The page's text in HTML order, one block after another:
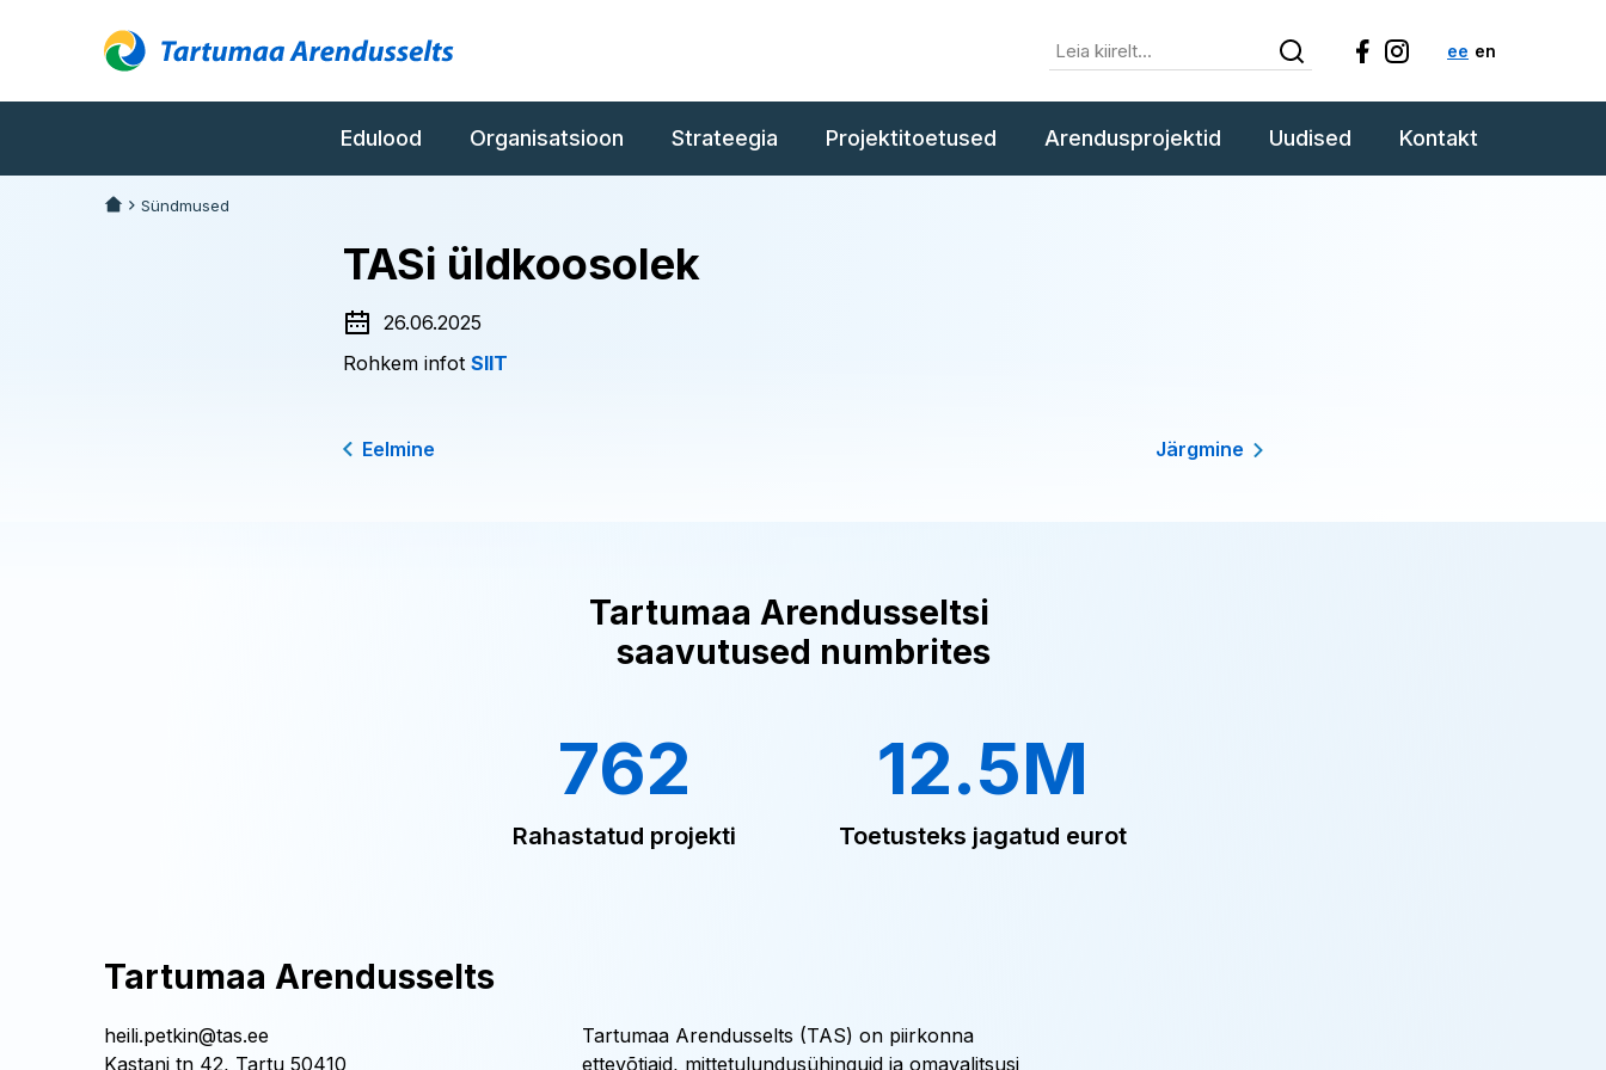
ee en
Edulood Organisatsioon Strateegia Projektitoetused Arendusprojektid Uudised Kontakt
Sündmused
TASi üldkoosolek
26.06.2025
Rohkem infot SIIT
Eelmine Järgmine
Tartumaa Arendusseltsi
saavutused numbrites
762
Rahastatud projekti
12.5M
Toetusteks jagatud eurot
Tartumaa Arendusselts
heili.petkin@tas.ee
Kastani tn 42, Tartu 50410
Tartumaa Arendusselts (TAS) on piirkonna
ettevõtjaid, mittetulundusühinguid ja omavalitsusi